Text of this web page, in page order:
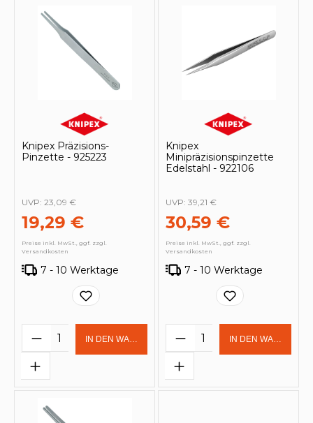
Knipex Präzisions-
Pinzette - 925223
19,29 €
UVP: 23,09 €
Preise inkl. MwSt., ggf. zzgl.
Versandkosten
7 - 10 Werktage
Produkt Anzahl: Gib den
IN DEN WARENKORB
Knipex
Minipräzisionspinzette
Edelstahl - 922106
30,59 €
UVP: 39,21 €
Preise inkl. MwSt., ggf. zzgl.
Versandkosten
7 - 10 Werktage
Produkt Anzahl:
IN DEN